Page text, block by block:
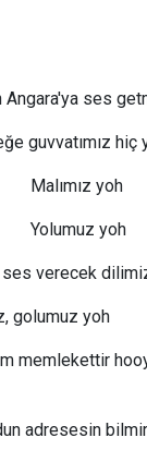
Angara'ya ses
guvvatımız hiç
yoh
yoh
ses verecek
golumuz yoh
memlekettir
adresesin